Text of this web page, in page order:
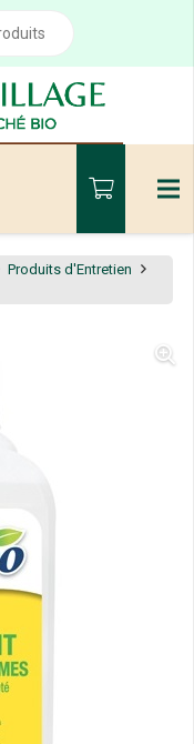
Produits d'Entretien